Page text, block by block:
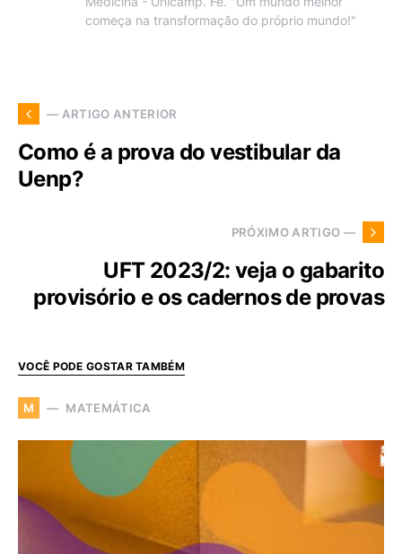
começa na transformação do próprio mundo!"
— ARTIGO ANTERIOR
Como é a prova do vestibular da
Uenp?
PRÓXIMO ARTIGO —
UFT 2023/2: veja o gabarito
provisório e os cadernos de provas
VOCÊ PODE GOSTAR TAMBÉM
M MATEMÁTICA